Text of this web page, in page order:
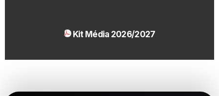
Kit Média 2026/2027